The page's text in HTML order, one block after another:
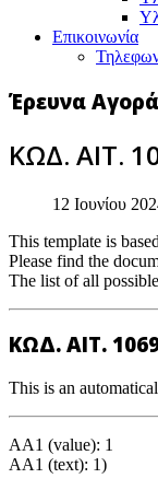
Επικοινωνία
Έρευνα
ΚΩΔ. ΑΙΤ.
12 Ιουνίου
This template is
Please find the
The list of all
ΚΩΔ. ΑΙΤ.
This is an
AA1 (value): 1
AA1 (text): 1)